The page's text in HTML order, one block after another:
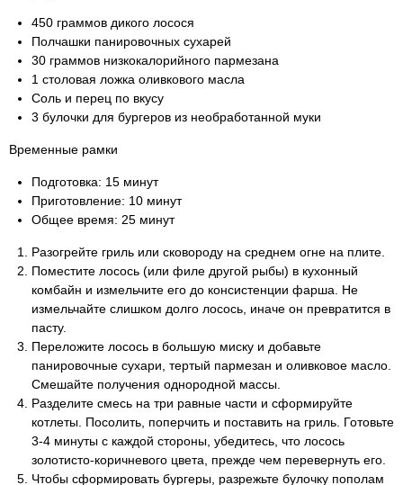
450 граммов дикого лосося
Полчашки панировочных сухарей
30 граммов низкокалорийного пармезана
1 столовая ложка оливкового масла
Соль и перец по вкусу
3 булочки для бургеров из необработанной муки
Временные рамки
Подготовка: 15 минут
Приготовление: 10 минут
Общее время: 25 минут
Разогрейте гриль или сковороду на среднем огне на плите.
Поместите лосось (или филе другой рыбы) в кухонный
комбайн и измельчите его до консистенции фарша. Не
измельчайте слишком долго лосось, иначе он превратится в
пасту.
Переложите лосось в большую миску и добавьте
панировочные сухари, тертый пармезан и оливковое масло.
Смешайте получения однородной массы.
Разделите смесь на три равные части и сформируйте
котлеты. Посолить, поперчить и поставить на гриль. Готовьте
3-4 минуты с каждой стороны, убедитесь, что лосось
золотисто-коричневого цвета, прежде чем перевернуть его.
Чтобы сформировать бургеры, разрежьте булочку пополам